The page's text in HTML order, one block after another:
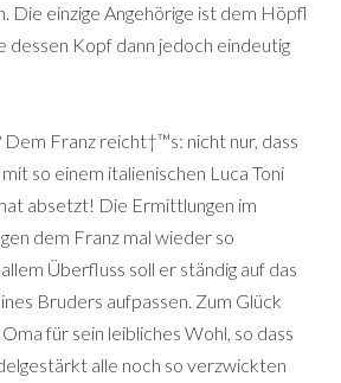
Die einzige Angehörige ist dem Höpfl
dessen Kopf dann jedoch eindeutig
Franz reicht†™s: nicht nur, dass
so einem italienischen Luca Toni
absetzt! Die Ermittlungen im
dem Franz mal wieder so
Überfluss soll er ständig auf das
Bruders aufpassen. Zum Glück
für sein leibliches Wohl, so dass
alle noch so verzwickten